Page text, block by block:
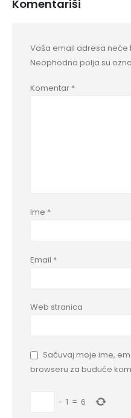
Komentariši
Vaša email adresa neće
Neophodna polja su
Komentar *
Ime *
Email *
Web stranica
Sačuvaj moje ime,
browseru za buduće
− 1 = 6